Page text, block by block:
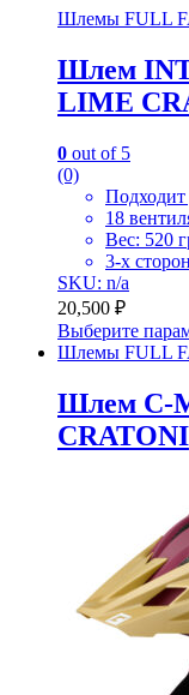
Шлемы FULL
Шлем
LIME
0 out of 5
(0)
Подходит
18
Вес: 520
3-х
SKU: n/a
20,500 ₽
Выберите
Шлемы FULL
Шлем C-
CRATONI